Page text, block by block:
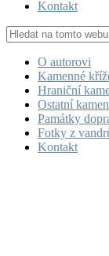
Kontakt
O autorovi
Kamenné
Hraniční
Ostatní
Památky
Fotky z
Kontakt